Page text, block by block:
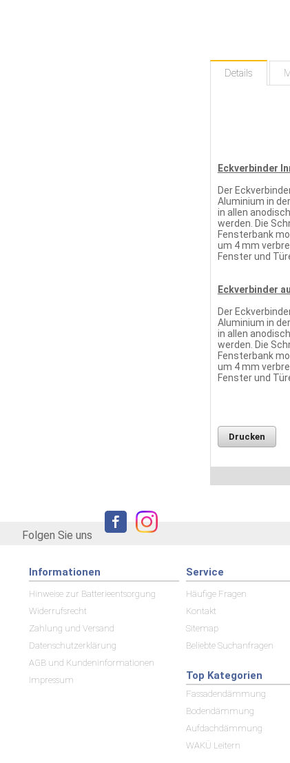
Details
Eckverbinder
Der
Aluminium in
in allen
werden. Die
Fensterbank
um 4 mm
Fenster und
Eckverbinder
Der
Aluminium in
in allen
werden. Die
Fensterbank
um 4 mm
Fenster und
Drucken
Folgen Sie uns
Informationen
Hinweise zur Batterieentsorgung
Widerrufsrecht
Zahlung und Versand
Datenschutzerklärung
AGB und Kundeninformationen
Impressum
Service
Häufige Fragen
Kontakt
Sitemap
Beliebte Suchanfragen
Top Kategorien
Fassadendämmung
Bodendämmung
Aufdachdämmung
WAKÜ Leitern